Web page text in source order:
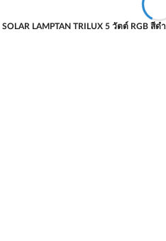
LAMPTAN TRILUX 5 วัตต์ RGB สีดำ